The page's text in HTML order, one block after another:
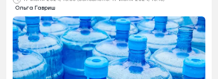
Ольга Гавриш